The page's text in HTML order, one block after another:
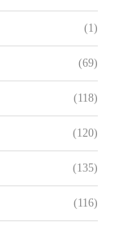
(1)
(69)
(118)
(120)
(135)
(116)